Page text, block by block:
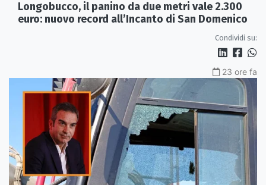
Longobucco, il panino da due metri vale 2.300
euro: nuovo record all’Incanto di San Domenico
Condividi su:
23 ore fa